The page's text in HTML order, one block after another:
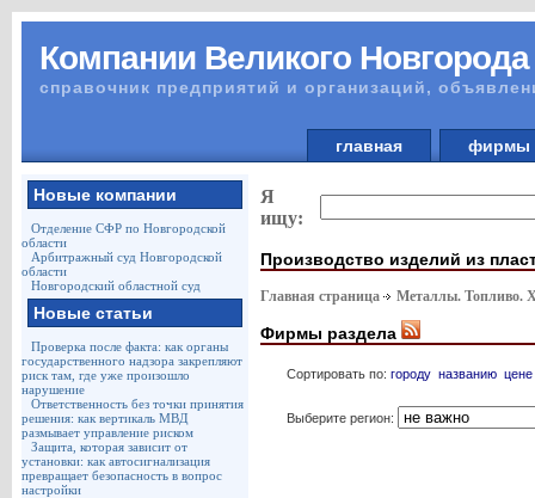
Компании Великого Новгорода
справочник предприятий и организаций,
главная
Новые компании
Отделение СФР по Новгородской
области
Арбитражный суд Новгородской
области
Новгородский областной суд
Новые статьи
Проверка после факта: как органы
государственного надзора закрепляют
риск там, где уже произошло
нарушение
Ответственность без точки принятия
решения: как вертикаль МВД
размывает управление риском
Защита, которая зависит от
установки: как автосигнализация
превращает безопасность в вопрос
настройки
Я
ищу:
Производство изделий из
Главная страница Металлы. Топливо.
Фирмы раздела
Сортировать по: городу названию цене
Выберите регион: